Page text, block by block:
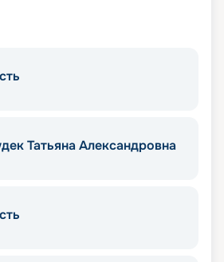
Татьяна Александровна